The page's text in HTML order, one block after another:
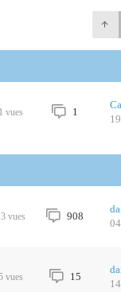
vues 1
vues 908
vues 15